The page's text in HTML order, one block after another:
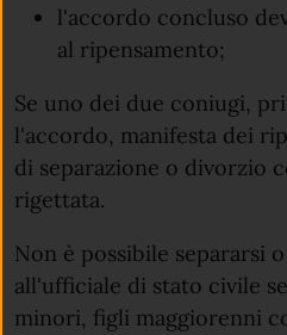
l'accordo concluso
al ripensamento;
Se uno dei due coniugi,
l'accordo, manifesta dei
di separazione o divorzio
rigettata.
Non è possibile separarsi
all'ufficiale di stato civile
minori, figli maggiorenni